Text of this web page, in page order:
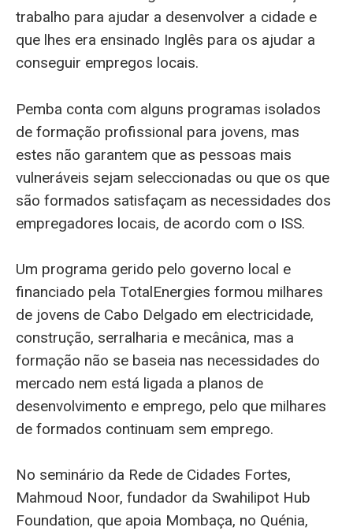
trabalho para ajudar a desenvolver a cidade e
que lhes era ensinado Inglês para os ajudar a
conseguir empregos locais.
Pemba conta com alguns programas isolados
de formação profissional para jovens, mas
estes não garantem que as pessoas mais
vulneráveis sejam seleccionadas ou que os que
são formados satisfaçam as necessidades dos
empregadores locais, de acordo com o ISS.
Um programa gerido pelo governo local e
financiado pela TotalEnergies formou milhares
de jovens de Cabo Delgado em electricidade,
construção, serralharia e mecânica, mas a
formação não se baseia nas necessidades do
mercado nem está ligada a planos de
desenvolvimento e emprego, pelo que milhares
de formados continuam sem emprego.
No seminário da Rede de Cidades Fortes,
Mahmoud Noor, fundador da Swahilipot Hub
Foundation, que apoia Mombaça, no Quénia,